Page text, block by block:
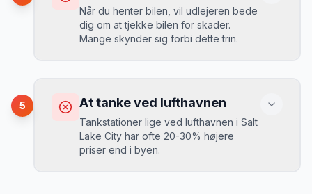
MJ
Mikkels erfaring September 2023
“ En lille bule i døren kostede mig 8.000
kr. i selvrisiko. Siden har jeg altid
Løsning
Når du henter bilen, vil udlejeren bede
dig om at tjekke bilen for skader.
Mange skynder sig forbi dette trin.
Du kan blive opkrævet for skader, der
var der før du fik bilen.
Løsning
5 At tanke ved lufthavnen
Tankstationer lige ved lufthavnen i Salt
Lake City har ofte 20-30% højere
priser end i byen.